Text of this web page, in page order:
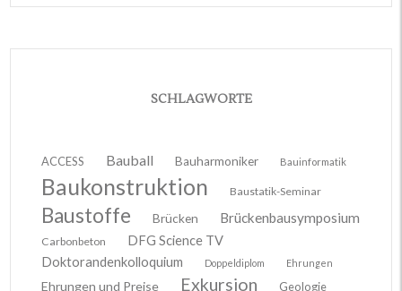
SCHLAGWORTE
ACCESS Bauball Bauharmoniker Bauinformatik
Baukonstruktion Baustatik-Seminar
Baustoffe Brücken Brückenbausymposium
Carbonbeton
DFG Science TV
Doktorandenkolloquium
Doppeldiplom Ehrungen
Ehrungen und Preise Exkursion
Geologie